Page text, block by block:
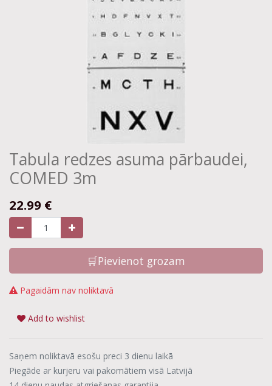
Tabula redzes asuma pārbaudei,
COMED 3m
22.99 €
🛒Pievienot grozam
Pagaidām nav noliktavā
Add to wishlist
Saņem noliktavā esošu preci 3 dienu laikā
Piegāde ar kurjeru vai pakomātiem visā Latvijā